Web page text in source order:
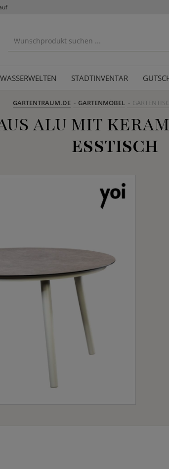
WASSERWELTEN STADTINVENTAR
GARTENTRAUM.DE GARTENMÖBEL
ALU MIT
ESSTISCH